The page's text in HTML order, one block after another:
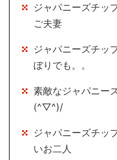
ジャパニーズチッ
ご夫妻
ジャパニーズチッ
ぼりでも。。
素敵なジャパニー
(^▽^)/
ジャパニーズチッ
いお二人